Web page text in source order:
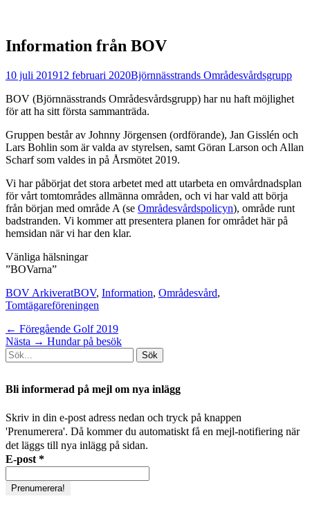
Information från BOV
Postades
10 juli 201912 februari 2020Författare
Björnnässtrands Områdesvårdsgrupp
BOV (Björnnässtrands Områdesvårdsgrupp) har nu haft möjlighet
för att ha sitt första sammanträda.
Gruppen består av Johnny Jörgensen (ordförande), Jan Gisslén och
Lars Bohlin som är valda av styrelsen, samt Göran Larson och Allan
Scharf som valdes in på Årsmötet 2019.
Vi har påbörjat det stora arbetet med att utarbeta en omvårdnadsplan
för vårt tomtområdes allmänna områden, och vi har vald att börja
från början med område A (se Områdesvårdspolicyn), område runt
badstranden. Vi kommer att presentera planen for området här på
hemsidan när vi har den klar.
Vänliga hälsningar
”BOVarna”
Kategorier
BOV ArkiveratTaggar
BOV, Information, Områdesvård,
Tomtägareföreningen
Inläggsnavigering
← Föregående Föregående
inlägg:
Golf 2019
Nästa → Nästa
Hundar på besök
Sök
efter:
Bli informerad på mejl om nya inlägg
Skriv in din e-post adress nedan och tryck på knappen
'Prenumerera'. Då kommer du automatiskt få en mejl-notifiering när
det läggs till nya inlägg på sidan.
E-post *